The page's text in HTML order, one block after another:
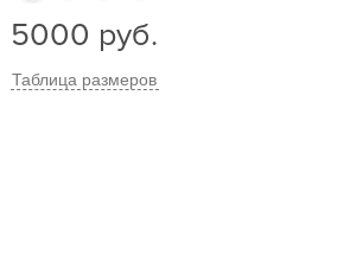
5000 руб.
Таблица размеров